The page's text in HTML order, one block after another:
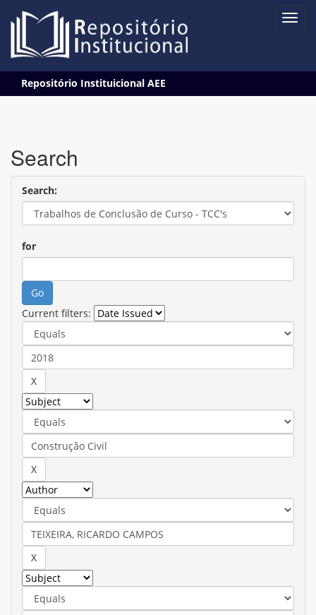
navigation
Repositório Instituicional AEE
Search
Search:
for
Current filters: